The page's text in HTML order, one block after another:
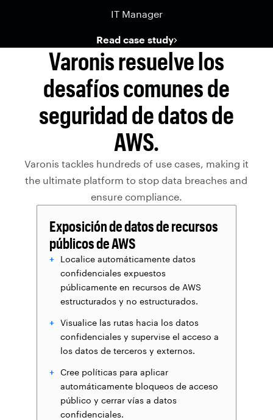
IT Manager
Read case study
Varonis resuelve los
desafíos comunes de
seguridad de datos de
AWS.
Varonis tackles hundreds of use cases, making it
the ultimate platform to stop data breaches and
ensure compliance.
Exposición de datos de recursos
públicos de AWS
Localice automáticamente datos
confidenciales expuestos
públicamente en recursos de AWS
estructurados y no estructurados.
Visualice las rutas hacia los datos
confidenciales y supervise el acceso a
los datos de terceros y externos.
Cree políticas para aplicar
automáticamente bloqueos de acceso
público y cerrar vías a datos
confidenciales.